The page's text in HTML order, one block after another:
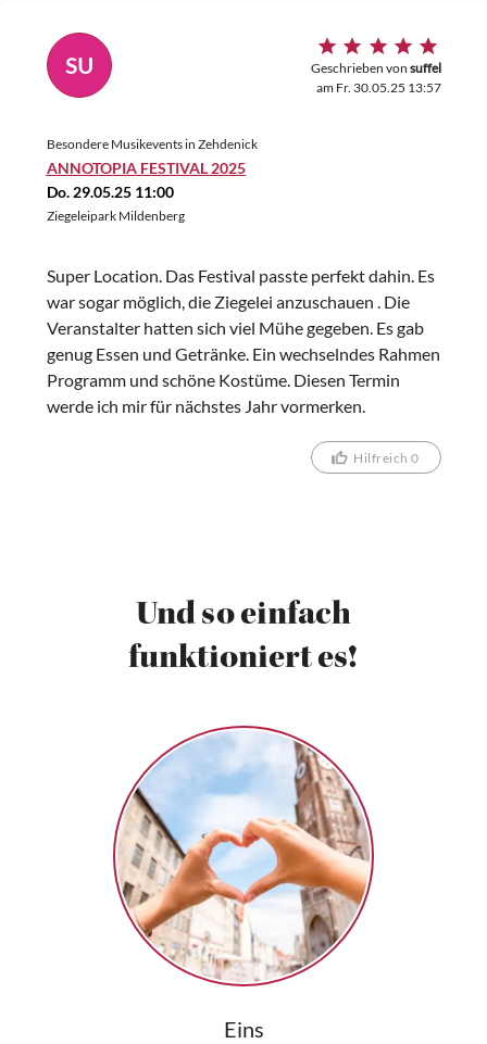
SU Geschrieben von suffel
am Fr. 30.05.25 13:57
Besondere Musikevents in Zehdenick
ANNOTOPIA FESTIVAL 2025
Do. 29.05.25 11:00
Ziegeleipark Mildenberg
Super Location. Das Festival passte perfekt dahin. Es
war sogar möglich, die Ziegelei anzuschauen . Die
Veranstalter hatten sich viel Mühe gegeben. Es gab
genug Essen und Getränke. Ein wechselndes Rahmen
Programm und schöne Kostüme. Diesen Termin
werde ich mir für nächstes Jahr vormerken.
Hilfreich 0
Und so einfach
funktioniert es!
Eins